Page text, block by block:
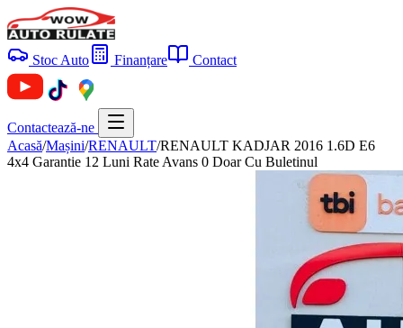
Stoc Auto Finanțare Contact
Contactează-ne
Acasă/Mașini/RENAULT/RENAULT KADJAR 2016 1.6D E6
4x4 Garantie 12 Luni Rate Avans 0 Doar Cu Buletinul